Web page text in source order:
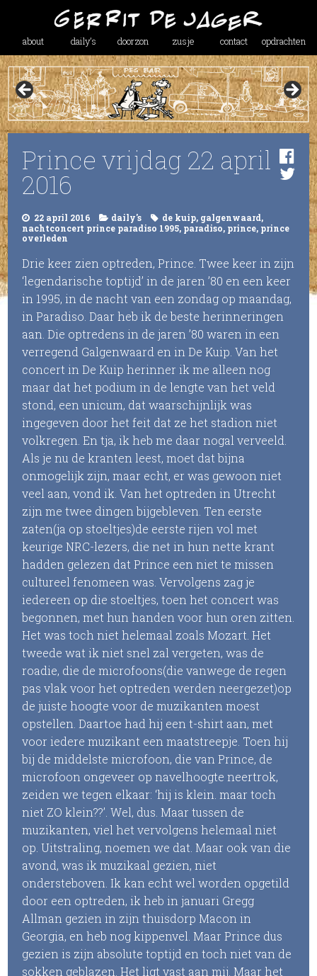
about daily’s doorzon zusje contact opdrachten
Prince vrijdag 22 april
2016
22 april 2016 daily's de kuip, galgenwaard,
nachtconcert prince paradiso 1995, paradiso, prince, prince
overleden
Drie keer zien optreden, Prince. Twee keer in zijn
‘legendarische toptijd’ in de jaren ’80 en een keer
in 1995, in de nacht van een zondag op maandag,
in Paradiso. Daar heb ik de beste herinneringen
aan. Die optredens in de jaren ’80 waren in een
verregend Galgenwaard en in De Kuip. Van het
concert in De Kuip herinner ik me alleen nog
maar dat het podium in de lengte van het veld
stond, een unicum, dat waarschijnlijk was
ingegeven door het feit dat ze het stadion niet
volkregen. En tja, ik heb me daar nogal verveeld.
Als je nu de kranten leest, moet dat bijna
onmogelijk zijn, maar echt, er was gewoon niet
veel aan, vond ik. Van het optreden in Utrecht
zijn me twee dingen bijgebleven. Ten eerste
zaten(ja op stoeltjes)de eerste rijen vol met
keurige NRC-lezers, die net in hun nette krant
hadden gelezen dat Prince een niet te missen
cultureel fenomeen was. Vervolgens zag je
iedereen op die stoeltjes, toen het concert was
begonnen, met hun handen voor hun oren zitten.
Het was toch niet helemaal zoals Mozart. Het
tweede wat ik niet snel zal vergeten, was de
roadie, die de microfoons(die vanwege de regen
pas vlak voor het optreden werden neergezet)op
de juiste hoogte voor de muzikanten moest
opstellen. Daartoe had hij een t-shirt aan, met
voor iedere muzikant een maatstreepje. Toen hij
bij de middelste microfoon, die van Prince, de
microfoon ongeveer op navelhoogte neertrok,
zeiden we tegen elkaar: ‘hij is klein. maar toch
niet ZO klein??’. Wel, dus. Maar tussen de
muzikanten, viel het vervolgens helemaal niet
op. Uitstraling, noemen we dat. Maar ook van die
avond, was ik muzikaal gezien, niet
ondersteboven. Ik kan echt wel worden opgetild
door een optreden, ik heb in januari Gregg
Allman gezien in zijn thuisdorp Macon in
Georgia, en heb nog kippenvel. Maar Prince dus
gezien is zijn absolute toptijd en toch niet van de
sokken geblazen. Het ligt vast aan mij. Maar het